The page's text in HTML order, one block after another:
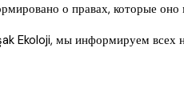
о правах, которые
Ekoloji, мы информируем всех